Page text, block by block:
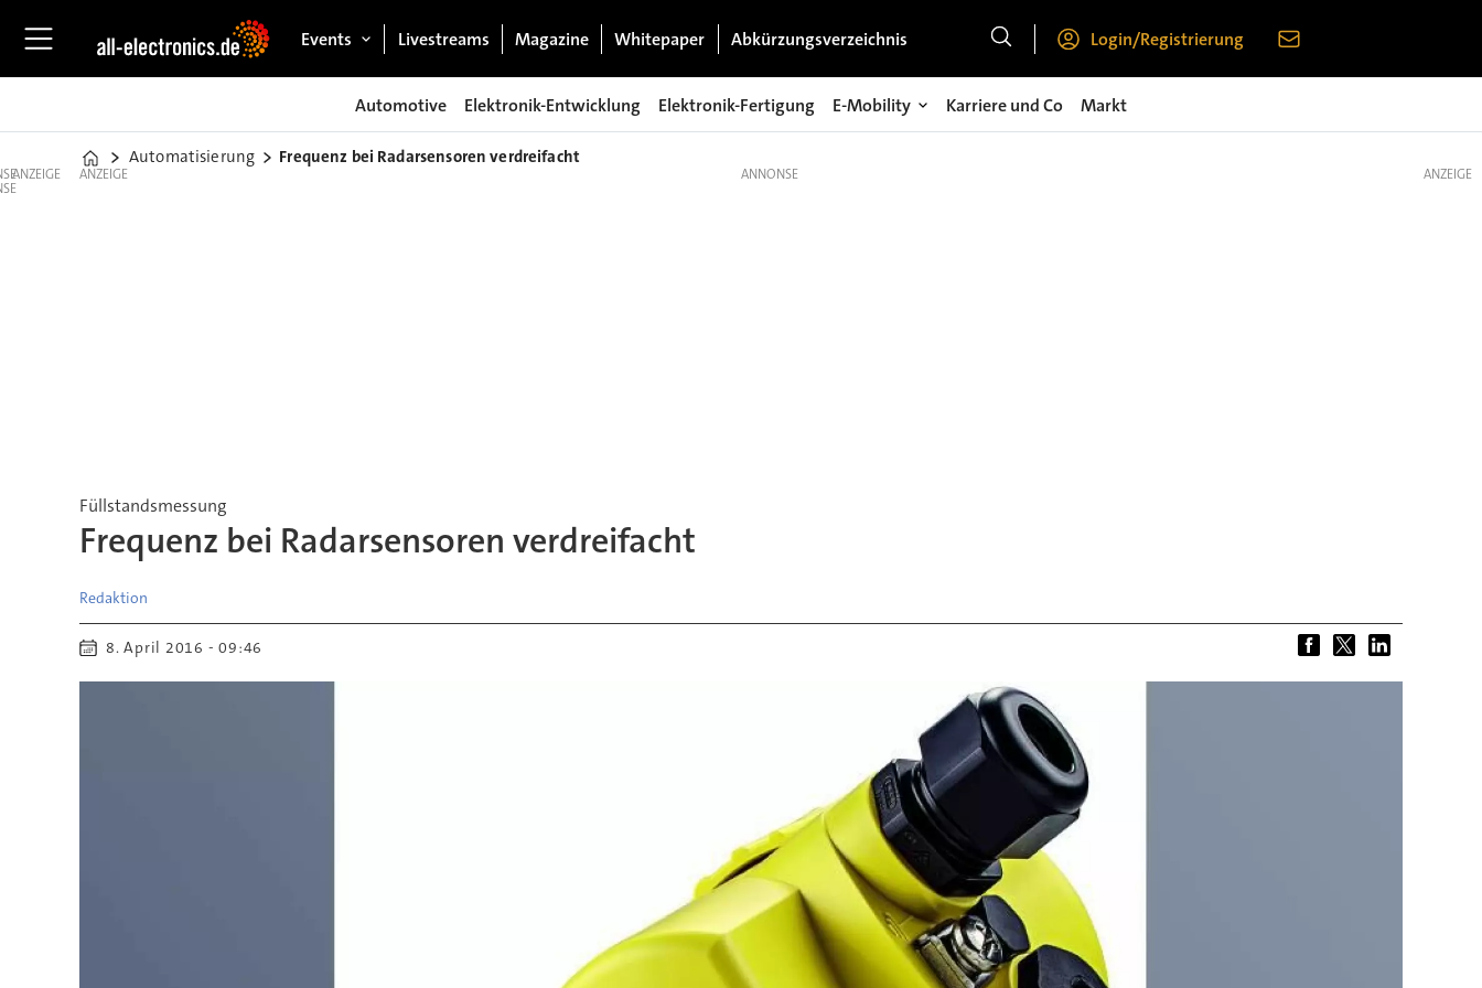
Events Livestreams Magazine Whitepaper Abkürzungsverzeichnis Login/Registrierung
Automotive Elektronik-Entwicklung Elektronik-Fertigung E-Mobility Karriere und Co Markt
Home
Automatisierung Frequenz bei Radarsensoren verdreifacht
ANZEIGE ANZEIGE
Füllstandsmessung
Frequenz bei Radarsensoren verdreifacht
Redaktion
8. April 2016 - 09:46
ANZEIGE